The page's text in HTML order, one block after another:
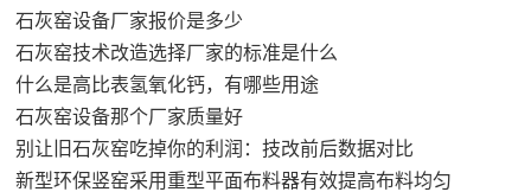
石灰窑设备厂家报价是多少
石灰窑技术改造选择厂家的标准是什么
什么是高比表氢氧化钙，有哪些用途
石灰窑设备那个厂家质量好
别让旧石灰窑吃掉你的利润：技改前后数据对比
新型环保竖窑采用重型平面布料器有效提高布料均匀